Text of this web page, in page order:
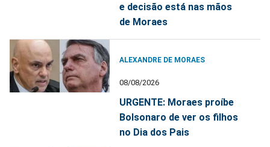
e decisão está nas mãos
de Moraes
ALEXANDRE DE MORAES
08/08/2026
URGENTE: Moraes proíbe
Bolsonaro de ver os filhos
no Dia dos Pais